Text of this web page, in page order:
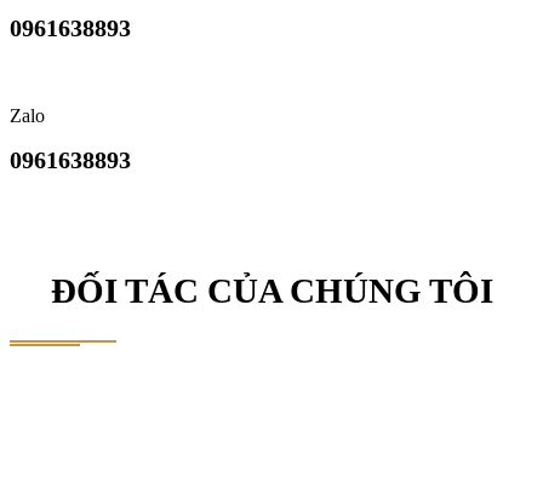
0961638893
Zalo
0961638893
ĐỐI TÁC CỦA CHÚNG TÔI